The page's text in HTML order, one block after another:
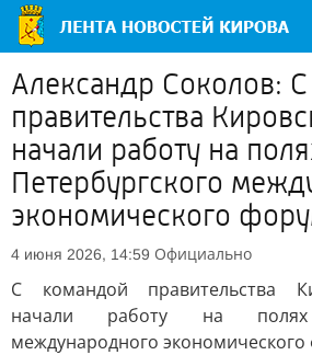
Александр Соколов:
правительства
начали работу на
Петербургского
экономического
4 июня 2026, 14:59 Официально
С командой правительства
начали работу на полях
международного экономического